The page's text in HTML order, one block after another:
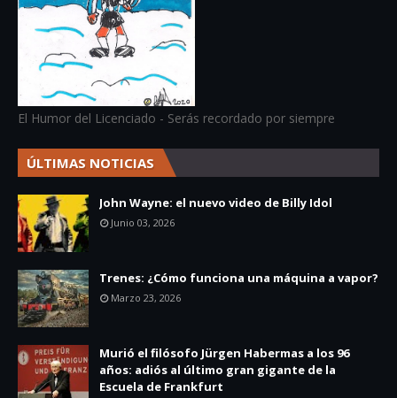
El Humor del Licenciado - Serás recordado por siempre
ÚLTIMAS NOTICIAS
John Wayne: el nuevo video de Billy Idol
Junio 03, 2026
Trenes: ¿Cómo funciona una máquina a vapor?
Marzo 23, 2026
Murió el filósofo Jürgen Habermas a los 96
años: adiós al último gran gigante de la
Escuela de Frankfurt